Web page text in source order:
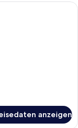
mit zwei Betten,
anzeigen